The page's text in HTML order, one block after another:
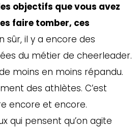
objectifs que vous avez
faire tomber, ces
sûr, il y a encore des
du métier de cheerleader.
moins en moins répandu.
des athlètes. C’est
encore et encore.
qui pensent qu’on agite